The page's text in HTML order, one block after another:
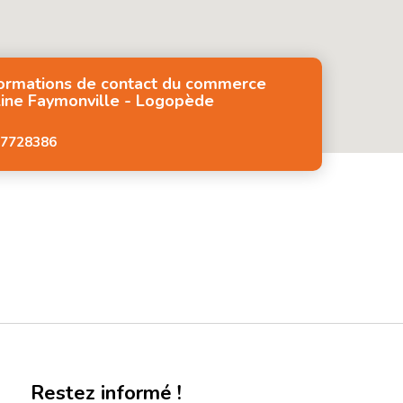
de contact du commerce
Faymonville - Logopède
Restez informé !